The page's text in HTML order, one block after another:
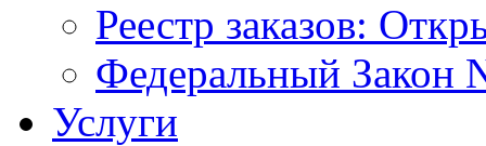
Реестр заказов:
Федеральный Закон
Услуги